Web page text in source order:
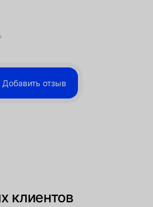
Добавить отзыв
клиентов